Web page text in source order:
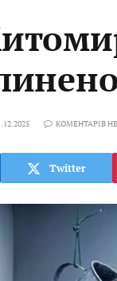
КОМЕНТАРІВ
Twitter